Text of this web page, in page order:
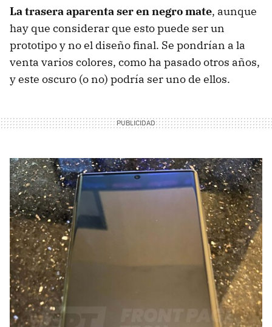
La trasera aparenta ser en negro mate, aunque
hay que considerar que esto puede ser un
prototipo y no el diseño final. Se pondrían a la
venta varios colores, como ha pasado otros años,
y este oscuro (o no) podría ser uno de ellos.